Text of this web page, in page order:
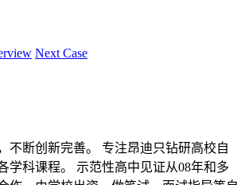
Next Case
不断创新完善。 专注昂迪只钻研高校自
学科课程。 示范性高中见证从08年和多